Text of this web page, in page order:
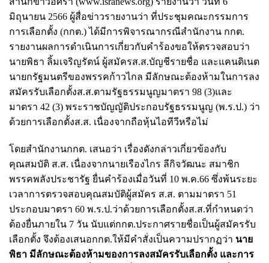
มิถุนายน 2566 ผู้สื่อข่าวรายงานว่า ที่ประชุมคณะกรรมการ​
การเลือกตั้ง​ (กกต.)​ ได้มีการพิจารณากรณีสำนักงาน กกต.
รายงานผลการดำเนินการเกี่ยวกับคำร้องขอให้ตรวจสอบว่า
นายพิธา ลิ้มเจริญรัตน์ ผู้สมัครส.ส.บัญชีรายชื่อ และแคนดิเนต
นายกรัฐมนตรีของพรรคก้าวไกล มีลักษณะต้องห้ามในการลง
สมัครรับเลือกตั้งส.ส.ตามรัฐธรรมนูญมาตรา 98 (3)และ
มาตรา 42 (3) พระราชบัญญัติ​ประกอบ​รัฐธรรมนูญ​ (พ.ร.ป.) ​ว่า
ด้วยการเลือกตั้งส.ส. เนื่องจากถือหุ้นไอทีวีหรือไม่
โดยสำนักงานกกต. เสนอว่า เรื่องดังกล่าวเกี่ยวข้องกับ
คุณสมบัติ ส.ส. เนื่องจากนายเรืองไกร ลีกิจวัฒนะ สมาชิก
พรรคพลังประชารัฐ ยื่นคำร้องเมื่อวันที่ 10 พ.ค.66 ซึ่งพ้นระยะ
เวลาการตรวจสอบคุณสมบัติผู้สมัคร ส.ส. ตามมาตรา 51
ประกอบมาตรา 60 พ.ร.ป.ว่าด้วยการเลือกตั้งส.ส.ที่กำหนดว่า
ต้องยื่นภายใน 7 วัน นับแต่กกต.ประกาศรายชื่อเป็นผู้สมัครรับ
เลือกตั้ง จึงต้องเสนอกกต.ให้มีคำสั่งเป็นความปรากฏว่า นาย
พิธา มีลักษณะต้องห้ามของการลงสมัครรับเลือกตั้ง และการ